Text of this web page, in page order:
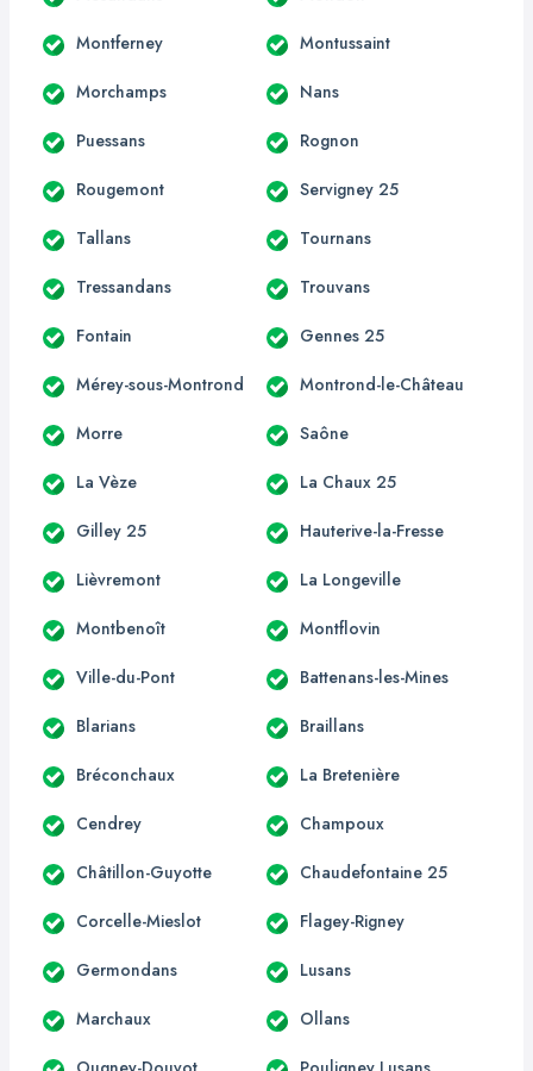
Montferney Montussaint
Morchamps Nans
Puessans Rognon
Rougemont Servigney 25
Tallans Tournans
Tressandans Trouvans
Fontain Gennes 25
Mérey-sous-Montrond Montrond-le-Château
Morre Saône
La Vèze La Chaux 25
Gilley 25 Hauterive-la-Fresse
Lièvremont La Longeville
Montbenoît Montflovin
Ville-du-Pont Battenans-les-Mines
Blarians Braillans
Bréconchaux La Bretenière
Cendrey Champoux
Châtillon-Guyotte Chaudefontaine 25
Corcelle-Mieslot Flagey-Rigney
Germondans Lusans
Marchaux Ollans